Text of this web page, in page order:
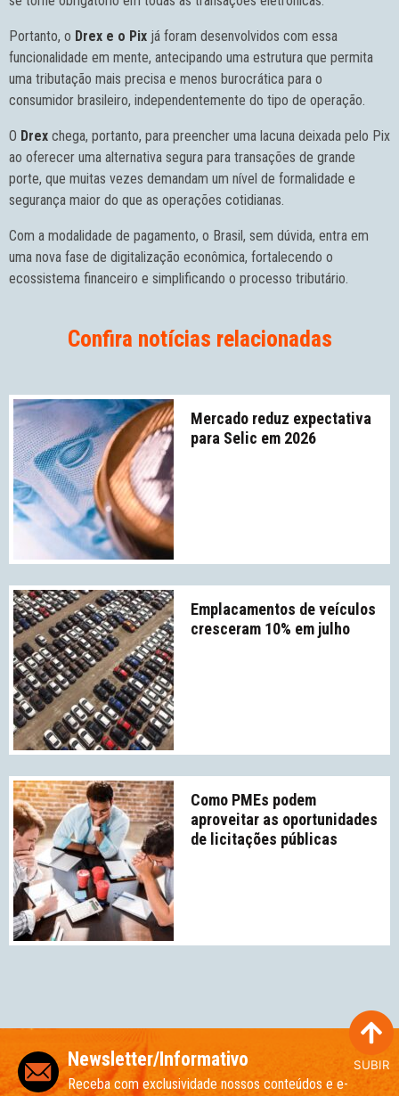
Portanto, o Drex e o Pix já foram desenvolvidos com essa
funcionalidade em mente, antecipando uma estrutura que permita
uma tributação mais precisa e menos burocrática para o
consumidor brasileiro, independentemente do tipo de operação.
O Drex chega, portanto, para preencher uma lacuna deixada pelo Pix
ao oferecer uma alternativa segura para transações de grande
porte, que muitas vezes demandam um nível de formalidade e
segurança maior do que as operações cotidianas.
Com a modalidade de pagamento, o Brasil, sem dúvida, entra em
uma nova fase de digitalização econômica, fortalecendo o
ecossistema financeiro e simplificando o processo tributário.
Confira notícias relacionadas
Mercado reduz expectativa
para Selic em 2026
Emplacamentos de veículos
cresceram 10% em julho
Como PMEs podem
aproveitar as oportunidades
de licitações públicas
SUBIR
Newsletter/Informativo
Receba com exclusividade nossos conteúdos e e-